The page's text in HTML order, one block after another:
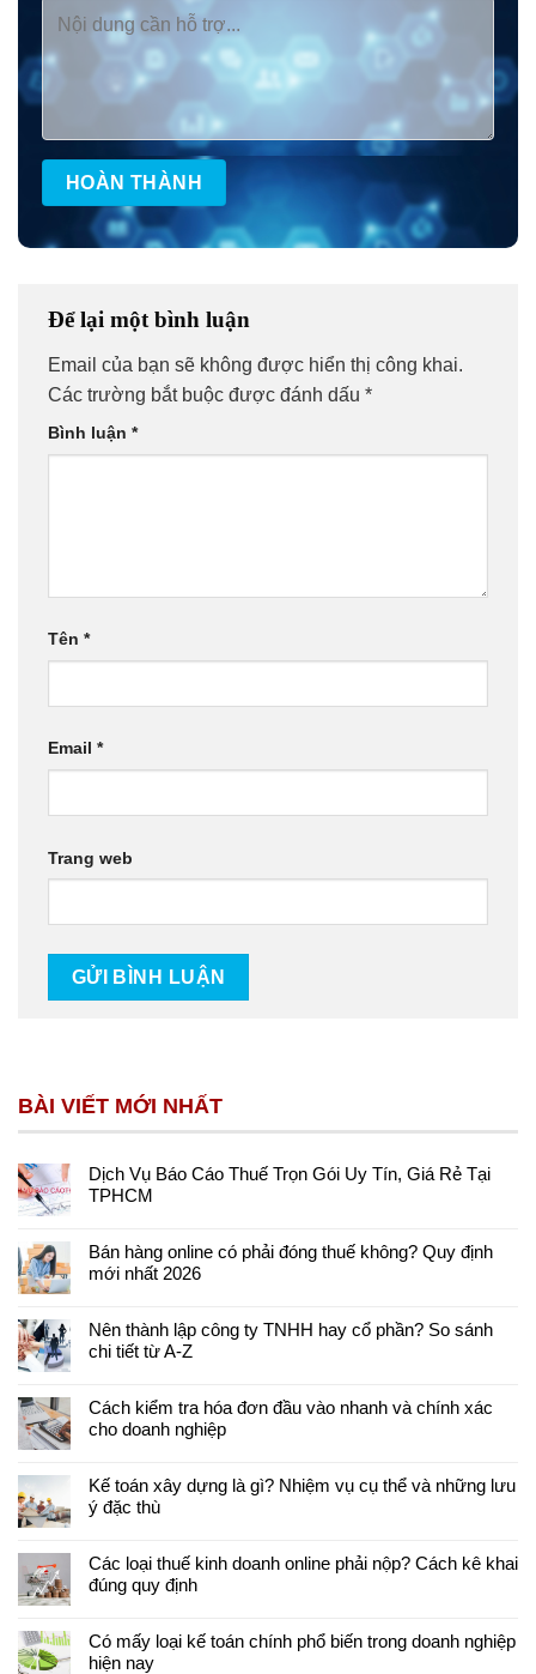
Để lại một bình luận
Email của bạn sẽ không được hiển thị công khai.
Các trường bắt buộc được đánh dấu *
Bình luận *
Tên *
Email *
Trang web
BÀI VIẾT MỚI NHẤT
Dịch Vụ Báo Cáo Thuế Trọn Gói Uy Tín, Giá Rẻ Tại
TPHCM
Bán hàng online có phải đóng thuế không? Quy định
mới nhất 2026
Nên thành lập công ty TNHH hay cổ phần? So sánh
chi tiết từ A-Z
Cách kiểm tra hóa đơn đầu vào nhanh và chính xác
cho doanh nghiệp
Kế toán xây dựng là gì? Nhiệm vụ cụ thể và những lưu
ý đặc thù
Các loại thuế kinh doanh online phải nộp? Cách kê khai
đúng quy định
Có mấy loại kế toán chính phổ biến trong doanh nghiệp
hiện nay